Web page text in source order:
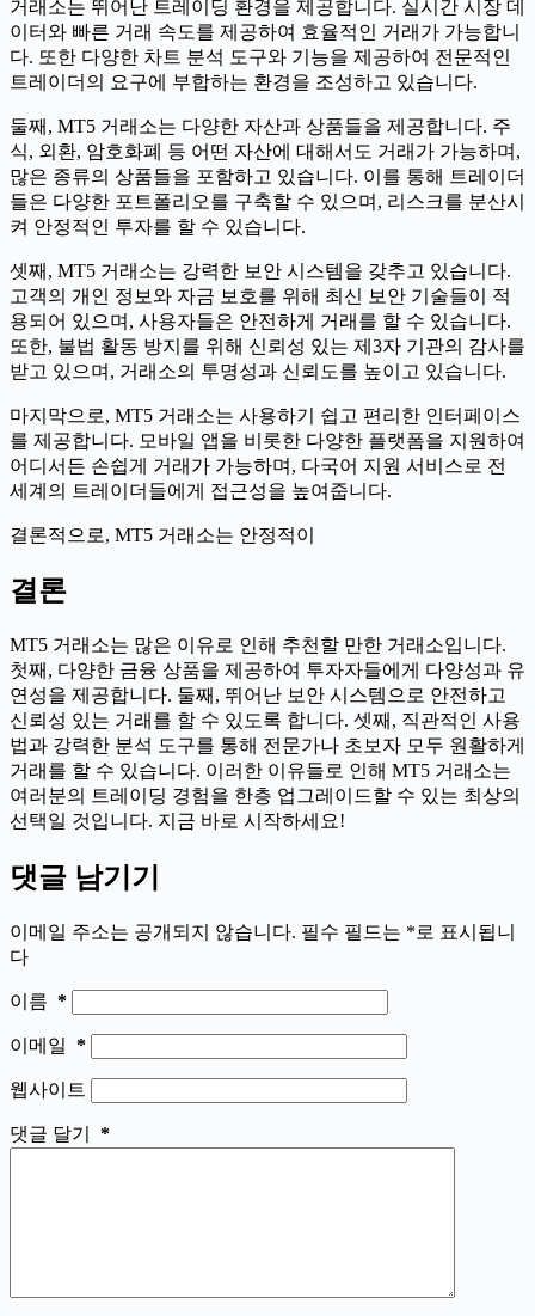
거래소는 뛰어난 트레이딩 환경을 제공합니다. 실시간 시장 데
이터와 빠른 거래 속도를 제공하여 효율적인 거래가 가능합니
다. 또한 다양한 차트 분석 도구와 기능을 제공하여 전문적인
트레이더의 요구에 부합하는 환경을 조성하고 있습니다.
둘째, MT5 거래소는 다양한 자산과 상품들을 제공합니다. 주
식, 외환, 암호화폐 등 어떤 자산에 대해서도 거래가 가능하며,
많은 종류의 상품들을 포함하고 있습니다. 이를 통해 트레이더
들은 다양한 포트폴리오를 구축할 수 있으며, 리스크를 분산시
켜 안정적인 투자를 할 수 있습니다.
셋째, MT5 거래소는 강력한 보안 시스템을 갖추고 있습니다.
고객의 개인 정보와 자금 보호를 위해 최신 보안 기술들이 적
용되어 있으며, 사용자들은 안전하게 거래를 할 수 있습니다.
또한, 불법 활동 방지를 위해 신뢰성 있는 제3자 기관의 감사를
받고 있으며, 거래소의 투명성과 신뢰도를 높이고 있습니다.
마지막으로, MT5 거래소는 사용하기 쉽고 편리한 인터페이스
를 제공합니다. 모바일 앱을 비롯한 다양한 플랫폼을 지원하여
어디서든 손쉽게 거래가 가능하며, 다국어 지원 서비스로 전
세계의 트레이더들에게 접근성을 높여줍니다.
결론적으로, MT5 거래소는 안정적이
결론
MT5 거래소는 많은 이유로 인해 추천할 만한 거래소입니다.
첫째, 다양한 금융 상품을 제공하여 투자자들에게 다양성과 유
연성을 제공합니다. 둘째, 뛰어난 보안 시스템으로 안전하고
신뢰성 있는 거래를 할 수 있도록 합니다. 셋째, 직관적인 사용
법과 강력한 분석 도구를 통해 전문가나 초보자 모두 원활하게
거래를 할 수 있습니다. 이러한 이유들로 인해 MT5 거래소는
여러분의 트레이딩 경험을 한층 업그레이드할 수 있는 최상의
선택일 것입니다. 지금 바로 시작하세요!
댓글 남기기
이메일 주소는 공개되지 않습니다. 필수 필드는 *로 표시됩니
다
이름 *
이메일 *
웹사이트
댓글 달기 *